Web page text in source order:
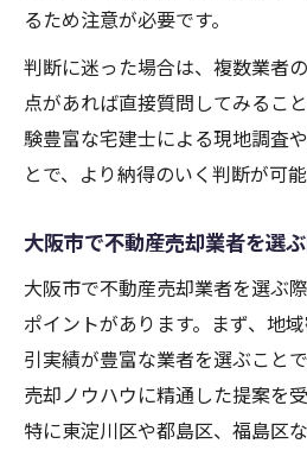
るため注意が必要です。
判断に迷った場合は、複数業者
点があれば直接質問してみるこ
験豊富な宅建士による現地調査
とで、より納得のいく判断が可能
大阪市で不動産売却業者を選
大阪市で不動産売却業者を選ぶ
ポイントがあります。まず、地
引実績が豊富な業者を選ぶこと
売却ノウハウに精通した提案を
特に東淀川区や都島区、福島区